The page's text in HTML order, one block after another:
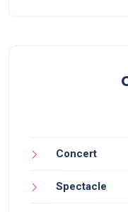
Concert
Spectacle